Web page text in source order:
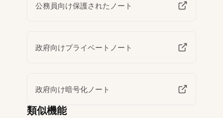
公務員向け保護されたノート
政府向けプライベートノート
政府向け暗号化ノート
類似機能